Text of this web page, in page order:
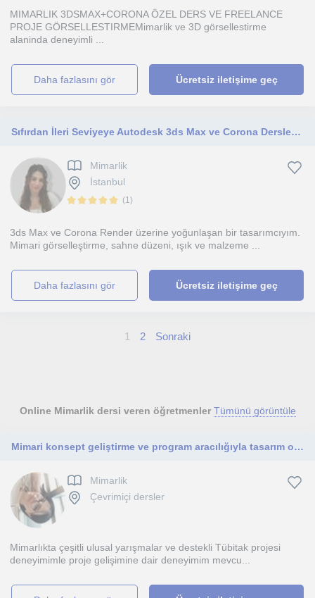
MIMARLIK 3DSMAX+CORONA ÖZEL DERS VE FREELANCE
PROJE GÖRSELLESTIRMEMimarlik ve 3D görsellestirme
alaninda deneyimli ...
daha fazlasını gör Ücretsiz iletişime geç
Sıfırdan İleri Seviyeye Autodesk 3ds Max ve Corona Dersleri Modelleme ve Görselleştirme
Mimarlik
İstanbul
(1)
3ds Max ve Corona Render üzerine yoğunlaşan bir tasarımcıyım.
Mimari görselleştirme, sahne düzeni, ışık ve malzeme ...
daha fazlasını gör Ücretsiz iletişime geç
1 2 Sonraki
Online Mimarlik dersi veren öğretmenler Tümünü görüntüle
Mimari konsept geliştirme ve program aracılığıyla tasarım oluşturma
Mimarlik
Çevrimiçi dersler
Mimarlıkta çeşitli ulusal yarışmalar ve destekli Tübitak projesi
deneyimimle proje gelişimine dair deneyimim mevcu...